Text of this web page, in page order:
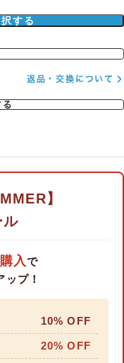
する
返品・交換について
】
ル
入で
ップ！
10% OFF
20% OFF